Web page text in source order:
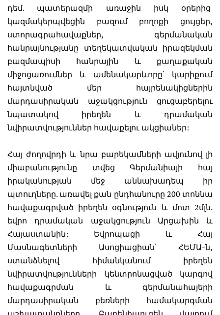
դեմ. պատերազմի առաջին իսկ օրերից
կազմակերպվեցին բազում բողոքի ցույցեր,
ստորագրահավաքներ, գերմանական
հանրայնությանը տեղեկատվական իրազեկման
բազմապիսի հանրային և քաղաքական
միջոցառումներ և ամենակարևորը՝ կարիքում
հայտնված մեր հայրենակիցներին
մարդասիրական աջակցություն ցուցաբերելու
նպատակով իրեղեն և դրամական
նվիրատվություններ հավաքելու ակցիաներ:
Հայ ժողովրդի և նրա բարեկամների ավյունով լի
միաբանությունը տվեց Գերմանիայի հայ
իրականության մեջ աննախադեպ իր
պտուղները. առավել քան ընդհանուրը 200 տոննա
հավաքագրված իրեղեն օգնություն և մոտ 2մլն.
եվրո դրամական աջակցություն Արցախին և
Հայաստանին: Եվրոպացի և Հայ
Մասնագետների Ասոցիացիան՝ ՀԵՄԱ-ն,
ստանձնելով հիմանկանում իրեղեն
նվիրատվությունների կենտրոնացված կարգով
հավաքագրման և գերմանահայերի
մարդասիրական բեռների համակարգման